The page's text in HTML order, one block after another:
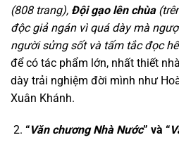
(808 trang), Đội gạo lên chùa
độc giả ngán vì quá dày mà
người sửng sốt và tấm tắc đọc
để có tác phẩm lớn, nhất thiết
dày trải nghiệm đời mình như
Xuân Khánh.
“Văn chương Nhà Nước” và “